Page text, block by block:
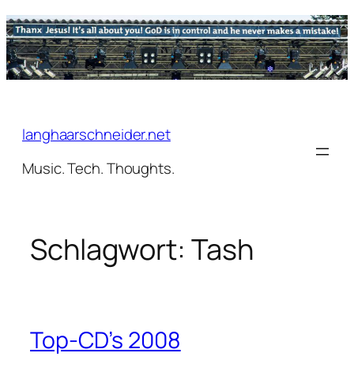
Zum
Inhalt
springen
langhaarschneider.net
Music. Tech. Thoughts.
Schlagwort: Tash
Top-CD’s 2008